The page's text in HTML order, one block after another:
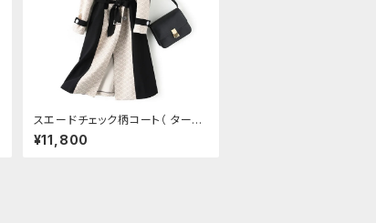
スエードチェック柄コート（ ターン
ダウンカラー ダブルブレスト ウエ
ストシェイプ 鹿革風スエード
¥11,800